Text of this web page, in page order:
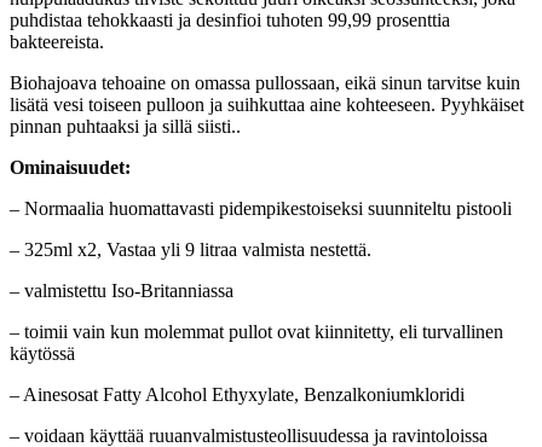
puhdistaa tehokkaasti ja desinfioi tuhoten 99,99 prosenttia
bakteereista.
Biohajoava tehoaine on omassa pullossaan, eikä sinun tarvitse kuin
lisätä vesi toiseen pulloon ja suihkuttaa aine kohteeseen. Pyyhkäiset
pinnan puhtaaksi ja sillä siisti..
Ominaisuudet:
– Normaalia huomattavasti pidempikestoiseksi suunniteltu pistooli
– 325ml x2, Vastaa yli 9 litraa valmista nestettä.
– valmistettu Iso-Britanniassa
– toimii vain kun molemmat pullot ovat kiinnitetty, eli turvallinen
käytössä
– Ainesosat Fatty Alcohol Ethyxylate, Benzalkoniumkloridi
– voidaan käyttää ruuanvalmistusteollisuudessa ja ravintoloissa